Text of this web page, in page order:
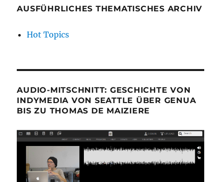
AUSFÜHRLICHES THEMATISCHES ARCHIV
Hot Topics
AUDIO-MITSCHNITT: GESCHICHTE VON
INDYMEDIA VON SEATTLE ÜBER GENUA
BIS ZU THOMAS DE MAIZIERE